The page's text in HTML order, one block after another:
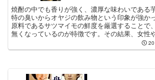
焼酎の中でも香りが強く、濃厚な味わいである
特の臭いからオヤジの飲み物という印象が強か
原料であるサツマイモの鮮度を厳選することで
無くなっているのが特徴です。その結果、女性